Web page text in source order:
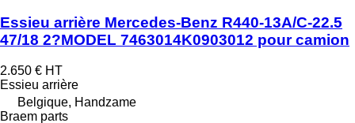
Essieu arrière Mercedes-Benz R440-13A/C-22.5
47/18 2?MODEL 7463014K0903012 pour camion
2.650 € HT
Essieu arrière
Belgique, Handzame
Braem parts